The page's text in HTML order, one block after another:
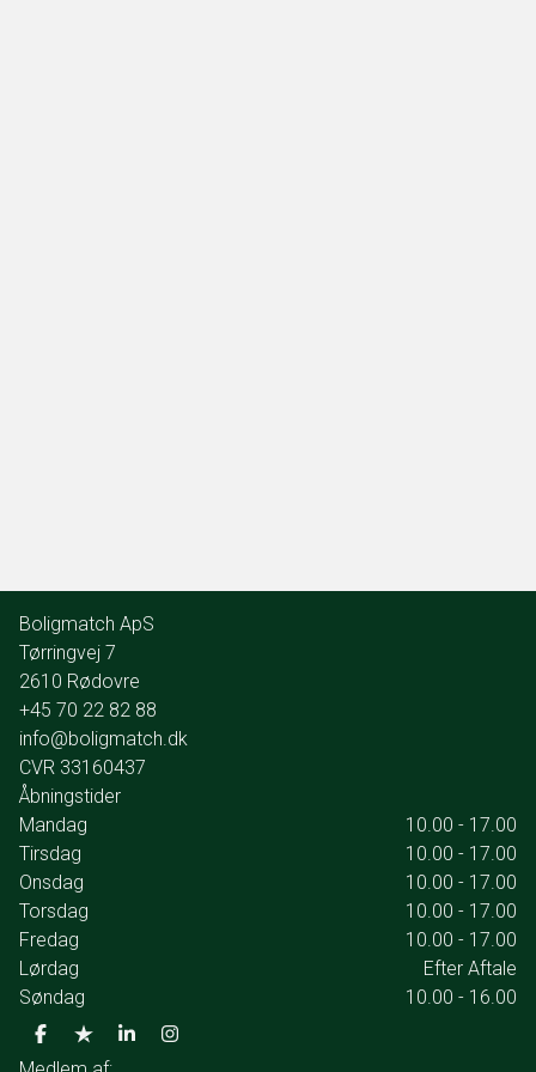
Vi glæder os til at invitere jer indenfor, så i selv kan mærke stemningen i
denne lyse og indbydende bolig, der perfekt favner børnefamilien.
Boligmatch ApS
Tørringvej 7
2610 Rødovre
+45 70 22 82 88
info@boligmatch.dk
CVR 33160437
Åbningstider
Mandag
10.00 - 17.00
Tirsdag
10.00 - 17.00
Onsdag
10.00 - 17.00
Torsdag
10.00 - 17.00
Fredag
10.00 - 17.00
Lørdag
Efter Aftale
Søndag
10.00 - 16.00